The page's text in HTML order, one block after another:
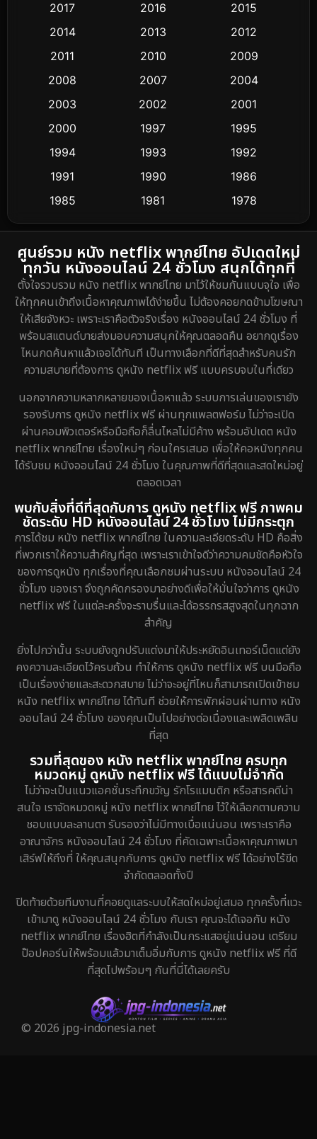
Comedy ตลก 379
Conspiracy
Crime อาชญากรรม 289
Culture
Dance เต้น
DC 2
Detective สืบสวน 5
Detective สืบสวน 40
Disaster 4
Disney+ 20
Documentary สารคดี 72
Drama ดราม่า 648
Dystopian 8
Emotional 52
Epic มหากาพย์ 16
Erotic 7
Family ครอบครัว 150
Fiction 4
Gothic 5
HBO GO 8
HBO Max 1
Heist 5
Historical 25
History ประวัติศาสตร์ 45
Holiday 1
Horror สยองขวัญ 325
Inspirational แรงบันดาลใจ
2017
2016
2015
2014
2013
2012
2011
2010
2009
2008
2007
2004
2003
2002
2001
2000
1997
1995
1994
1993
1992
1991
1990
1986
1985
1981
1978
1974
ศูนย์รวม หนัง netflix พากย์ไทย อัปเดตใหม่
ทุกวัน หนังออนไลน์ 24 ชั่วโมง สนุกได้ทุกที่
ตั้งใจรวบรวม หนัง netflix พากย์ไทย มาไว้ให้ชมกันแบบจุใจ เพื่อ
ให้ทุกคนเข้าถึงเนื้อหาคุณภาพได้ง่ายขึ้น ไม่ต้องคอยกดข้ามโฆษณา
ให้เสียจังหวะ เพราะเราคือตัวจริงเรื่อง หนังออนไลน์ 24 ชั่วโมง ที่
พร้อมสแตนด์บายส่งมอบความสนุกให้คุณตลอดคืน อยากดูเรื่อง
ไหนกดค้นหาแล้วเจอได้ทันที เป็นทางเลือกที่ดีที่สุดสำหรับคนรัก
ความสบายที่ต้องการ ดูหนัง netflix ฟรี แบบครบจบในที่เดียว
นอกจากความหลากหลายของเนื้อหาแล้ว ระบบการเล่นของเรายัง
รองรับการ ดูหนัง netflix ฟรี ผ่านทุกแพลตฟอร์ม ไม่ว่าจะเปิด
ผ่านคอมพิวเตอร์หรือมือถือก็ลื่นไหลไม่มีค้าง พร้อมอัปเดต หนัง
netflix พากย์ไทย เรื่องใหม่ๆ ก่อนใครเสมอ เพื่อให้คอหนังทุกคน
ได้รับชม หนังออนไลน์ 24 ชั่วโมง ในคุณภาพที่ดีที่สุดและสดใหม่อยู่
ตลอดเวลา
พบกับสิ่งที่ดีที่สุดกับการ ดูหนัง netflix ฟรี ภาพคม
ชัดระดับ HD หนังออนไลน์ 24 ชั่วโมง ไม่มีกระตุก
การได้ชม หนัง netflix พากย์ไทย ในความละเอียดระดับ HD คือสิ่ง
ที่พวกเราให้ความสำคัญที่สุด เพราะเราเข้าใจดีว่าความคมชัดคือหัวใจ
ของการดูหนัง ทุกเรื่องที่คุณเลือกชมผ่านระบบ หนังออนไลน์ 24
ชั่วโมง ของเรา จึงถูกคัดกรองมาอย่างดีเพื่อให้มั่นใจว่าการ ดูหนัง
netflix ฟรี ในแต่ละครั้งจะราบรื่นและได้อรรถรสสูงสุดในทุกฉาก
สำคัญ
ยิ่งไปกว่านั้น ระบบยังถูกปรับแต่งมาให้ประหยัดอินเทอร์เน็ตแต่ยัง
คงความละเอียดไว้ครบถ้วน ทำให้การ ดูหนัง netflix ฟรี บนมือถือ
เป็นเรื่องง่ายและสะดวกสบาย ไม่ว่าจะอยู่ที่ไหนก็สามารถเปิดเข้าชม
หนัง netflix พากย์ไทย ได้ทันที ช่วยให้การพักผ่อนผ่านทาง หนัง
ออนไลน์ 24 ชั่วโมง ของคุณเป็นไปอย่างต่อเนื่องและเพลิดเพลิน
ที่สุด
รวมที่สุดของ หนัง netflix พากย์ไทย ครบทุก
หมวดหมู่ ดูหนัง netflix ฟรี ได้แบบไม่จำกัด
ไม่ว่าจะเป็นแนวแอคชั่นระทึกขวัญ รักโรแมนติก หรือสารคดีน่า
สนใจ เราจัดหมวดหมู่ หนัง netflix พากย์ไทย ไว้ให้เลือกตามความ
ชอบแบบละลานตา รับรองว่าไม่มีทางเบื่อแน่นอน เพราะเราคือ
อาณาจักร หนังออนไลน์ 24 ชั่วโมง ที่คัดเฉพาะเนื้อหาคุณภาพมา
เสิร์ฟให้ถึงที่ ให้คุณสนุกกับการ ดูหนัง netflix ฟรี ได้อย่างไร้ขีด
จำกัดตลอดทั้งปี
ปิดท้ายด้วยทีมงานที่คอยดูแลระบบให้สดใหม่อยู่เสมอ ทุกครั้งที่แวะ
เข้ามาดู หนังออนไลน์ 24 ชั่วโมง กับเรา คุณจะได้เจอกับ หนัง
netflix พากย์ไทย เรื่องฮิตที่กำลังเป็นกระแสอยู่แน่นอน เตรียม
ป๊อปคอร์นให้พร้อมแล้วมาเต็มอิ่มกับการ ดูหนัง netflix ฟรี ที่ดี
ที่สุดไปพร้อมๆ กันที่นี่ได้เลยครับ
© 2026 jpg-indonesia.net